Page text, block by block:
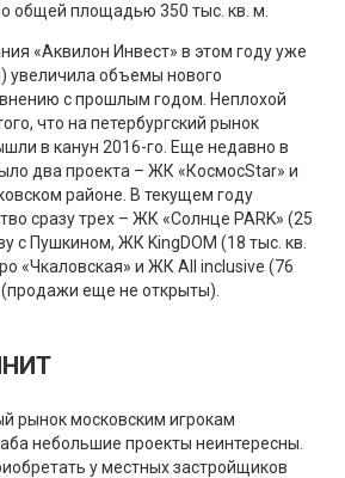
общей площадью 350 тыс. кв. м.
«Аквилон Инвест» в этом году уже
увеличила объемы нового
с прошлым годом. Неплохой
что на петербургский рынок
в канун 2016-го. Еще недавно в
два проекта – ЖК «КосмосStar» и
районе. В текущем году
сразу трех – ЖК «Солнце PARK» (25
с Пушкином, ЖК KingDOM (18 тыс. кв.
«Чкаловская» и ЖК All inclusive (76
еще не открыты).
рынок московским игрокам
небольшие проекты неинтересны.
у местных застройщиков